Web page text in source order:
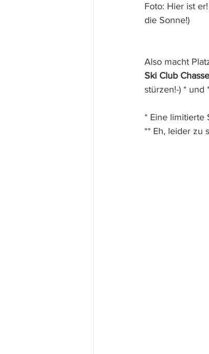
Foto: Hier ist
die Sonne!)
Also macht
Ski Club
stürzen!-) * und
* Eine limitierte
** Eh, leider zu